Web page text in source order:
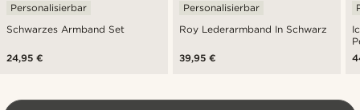
Schwarzes Armband Set
Personalisierbar
24,95 €
Roy Lederarmband In Schwarz
Personalisierbar
39,95 €